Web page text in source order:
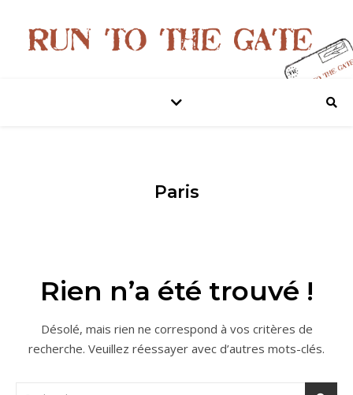
Paris
Rien n’a été trouvé !
Désolé, mais rien ne correspond à vos critères de
recherche. Veuillez réessayer avec d’autres mots-clés.